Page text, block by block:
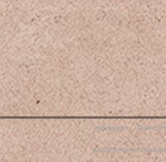
Impressum
© 2023 Pfarrei